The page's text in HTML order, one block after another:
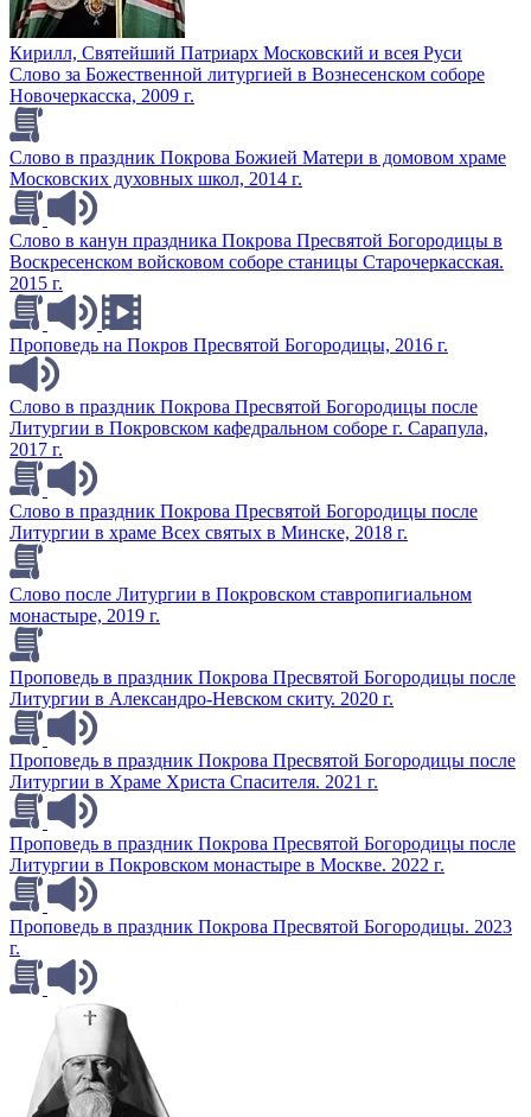
Кирилл, Святейший Патриарх Московский и всея Руси
Слово за Божественной литургией в Вознесенском соборе
Новочеркасска, 2009 г.
Слово в праздник Покрова Божией Матери в домовом храме
Московских духовных школ, 2014 г.
Слово в канун праздника Покрова Пресвятой Богородицы в
Воскресенском войсковом соборе станицы Старочеркасская.
2015 г.
Проповедь на Покров Пресвятой Богородицы, 2016 г.
Слово в праздник Покрова Пресвятой Богородицы после
Литургии в Покровском кафедральном соборе г. Сарапула,
2017 г.
Слово в праздник Покрова Пресвятой Богородицы после
Литургии в храме Всех святых в Минске, 2018 г.
Слово после Литургии в Покровском ставропигиальном
монастыре, 2019 г.
Проповедь в праздник Покрова Пресвятой Богородицы после
Литургии в Александро-Невском скиту. 2020 г.
Проповедь в праздник Покрова Пресвятой Богородицы после
Литургии в Храме Христа Спасителя. 2021 г.
Проповедь в праздник Покрова Пресвятой Богородицы после
Литургии в Покровском монастыре в Москве. 2022 г.
Проповедь в праздник Покрова Пресвятой Богородицы. 2023
г.